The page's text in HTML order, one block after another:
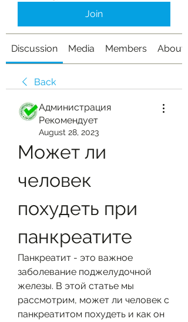
Join
Discussion Media Members About
Back
Администрация
Рекомендует
August 28, 2023
Может ли
человек
похудеть при
панкреатите
Панкреатит - это важное
заболевание поджелудочной
железы. В этой статье мы
рассмотрим, может ли человек с
панкреатитом похудеть и как он